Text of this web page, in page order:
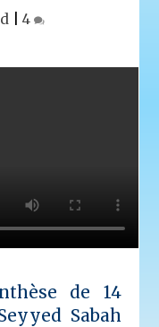
4
de 14
Sabah